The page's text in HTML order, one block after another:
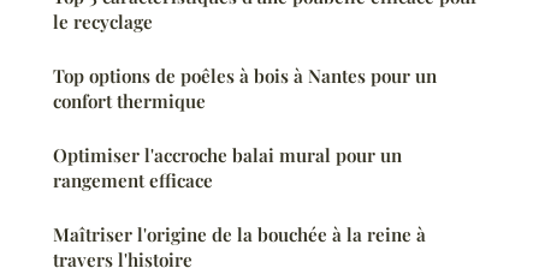
le recyclage
Top options de poêles à bois à Nantes pour un
confort thermique
Optimiser l'accroche balai mural pour un
rangement efficace
Maîtriser l'origine de la bouchée à la reine à
travers l'histoire